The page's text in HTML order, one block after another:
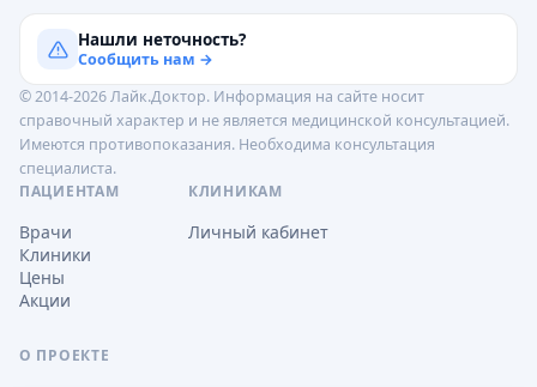
Нашли неточность?
Сообщить нам →
© 2014-2026 Лайк.Доктор. Информация на сайте носит
справочный характер и не является медицинской консультацией.
Имеются противопоказания. Необходима консультация
специалиста.
ПАЦИЕНТАМ
Врачи
Клиники
Цены
Акции
КЛИНИКАМ
Личный кабинет
О ПРОЕКТЕ